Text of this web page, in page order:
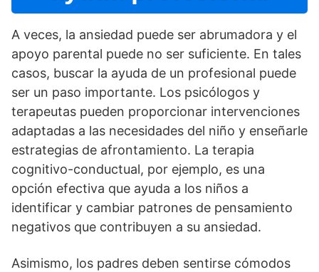
A veces, la ansiedad puede ser abrumadora y el
apoyo parental puede no ser suficiente. En tales
casos, buscar la ayuda de un profesional puede
ser un paso importante. Los psicólogos y
terapeutas pueden proporcionar intervenciones
adaptadas a las necesidades del niño y enseñarle
estrategias de afrontamiento. La terapia
cognitivo-conductual, por ejemplo, es una
opción efectiva que ayuda a los niños a
identificar y cambiar patrones de pensamiento
negativos que contribuyen a su ansiedad.
Asimismo, los padres deben sentirse cómodos